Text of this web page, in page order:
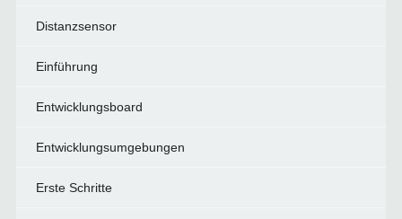
Distanzsensor
Einführung
Entwicklungsboard
Entwicklungsumgebungen
Erste Schritte